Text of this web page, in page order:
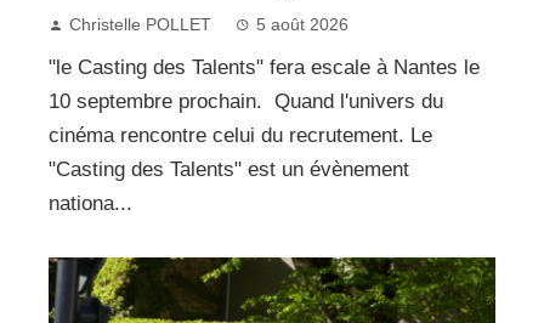
Christelle POLLET 5 août 2026
"le Casting des Talents" fera escale à Nantes le
10 septembre prochain. Quand l'univers du
cinéma rencontre celui du recrutement. Le
"Casting des Talents" est un évènement
nationa...